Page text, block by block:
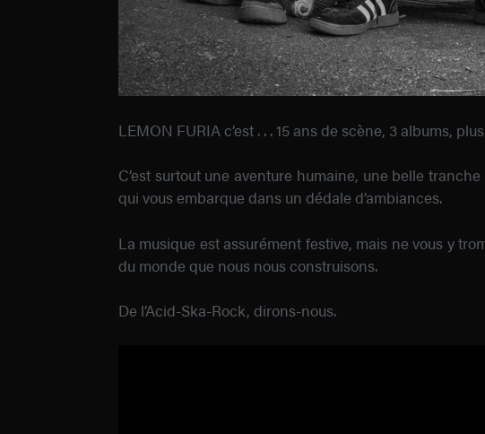
LEMON FURIA c’est . . . 15 ans de scène, 3 albums,
C’est surtout une aventure humaine, une belle
qui vous embarque dans un dédale d’ambiances.
La musique est assurément festive, mais ne vous y
du monde que nous nous construisons.
De l’Acid-Ska-Rock, dirons-nous.